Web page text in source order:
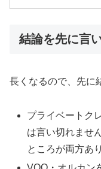
結論を先に言
長くなるので、先に
プライベートク
は言い切れませ
ところが両方あ